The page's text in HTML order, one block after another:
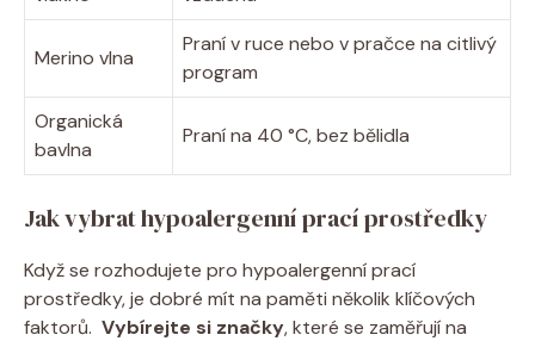
Merino vlna
Praní v⁤ ruce nebo⁢ v pračce na citlivý⁤
program
Organická
⁤bavlna
Praní na 40 °C, ⁣bez bělidla
Jak‌ vybrat ⁢hypoalergenní prací ⁤prostředky
Když se rozhodujete pro hypoalergenní prací
⁤prostředky, je dobré mít na paměti několik klíčových
⁤faktorů. ⁢ Vybírejte ‍si značky, které ⁣se⁣ zaměřují na